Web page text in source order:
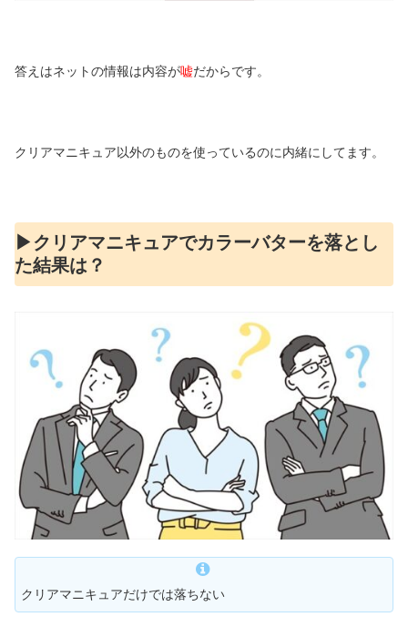
答えはネットの情報は内容が嘘だからです。
クリアマニキュア以外のものを使っているのに内緒にしてます。
▶︎クリアマニキュアでカラーバターを落とし
た結果は？
クリアマニキュアだけでは落ちない